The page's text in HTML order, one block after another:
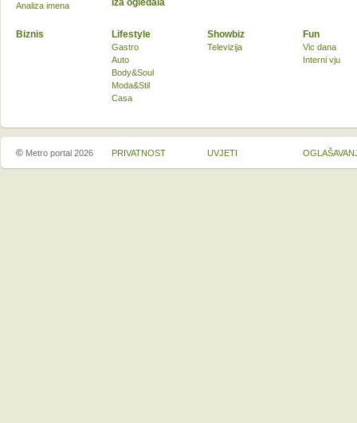
Biznis Lifestyle
Gastro
Auto
Body&Soul
Moda&Stil
Casa
Showbiz
Televizija
Fun
Vic dana
Interni vju
Analiza imena
Iza ogledala
© Metro portal 2026 PRIVATNOST UVJETI